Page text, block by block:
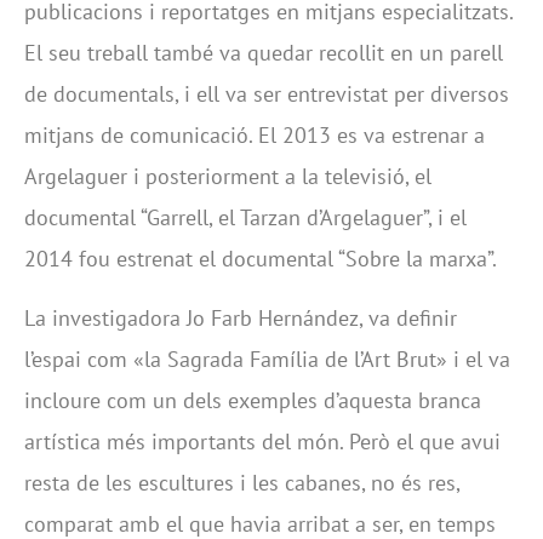
publicacions i reportatges en mitjans especialitzats.
El seu treball també va quedar recollit en un parell
de documentals, i ell va ser entrevistat per diversos
mitjans de comunicació. El 2013 es va estrenar a
Argelaguer i posteriorment a la televisió, el
documental “Garrell, el Tarzan d’Argelaguer”, i el
2014 fou estrenat el documental “Sobre la marxa”.
La investigadora Jo Farb Hernández, va definir
l’espai com «la Sagrada Família de l’Art Brut» i el va
incloure com un dels exemples d’aquesta branca
artística més importants del món. Però el que avui
resta de les escultures i les cabanes, no és res,
comparat amb el que havia arribat a ser, en temps